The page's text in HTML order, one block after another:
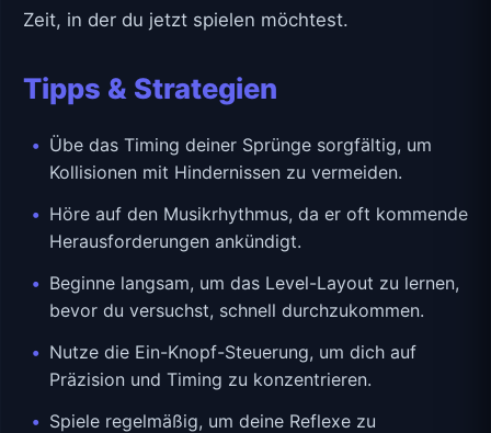
Zeit, in der du jetzt spielen möchtest.
Tipps & Strategien
Übe das Timing deiner Sprünge sorgfältig, um
Kollisionen mit Hindernissen zu vermeiden.
Höre auf den Musikrhythmus, da er oft kommende
Herausforderungen ankündigt.
Beginne langsam, um das Level-Layout zu lernen,
bevor du versuchst, schnell durchzukommen.
Nutze die Ein-Knopf-Steuerung, um dich auf
Präzision und Timing zu konzentrieren.
Spiele regelmäßig, um deine Reflexe zu